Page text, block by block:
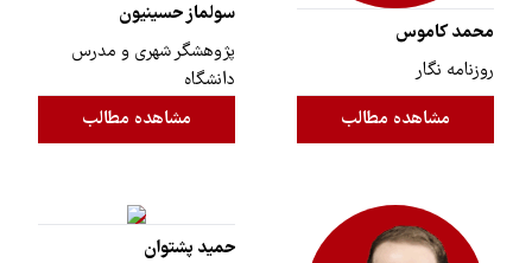
محمد کاموس
روزنامه نگار
مشاهده مطالب
سولماز حسینیون
پژوهشگر شهری و مدرس
دانشگاه
مشاهده مطالب
حمید پشتوان